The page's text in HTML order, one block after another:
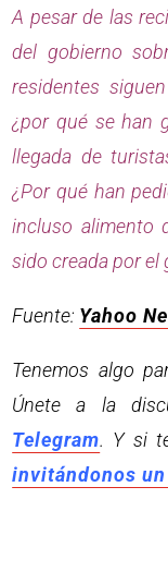
A pesar de las
del gobierno
residentes
¿por qué se han
llegada de
¿Por qué han
incluso alimento
sido creada por el
Fuente: Yahoo
Tenemos algo
Únete a la
Telegram. Y si
invitándonos